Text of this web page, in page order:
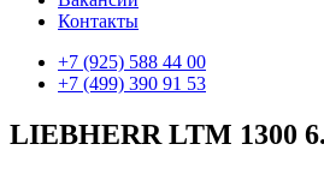
Контакты
+7 (925) 588 44 00
+7 (499) 390 91 53
LIEBHERR LTM 1300